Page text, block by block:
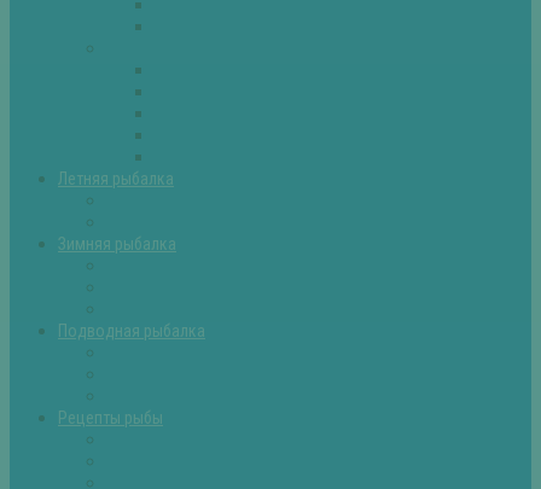
Летняя рыбалка
Зимняя рыбалка
Подводная рыбалка
Рецепты рыбы